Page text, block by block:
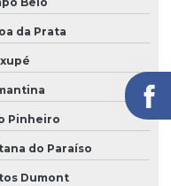
da Prata
Pinheiro
do Paraíso
Dumont